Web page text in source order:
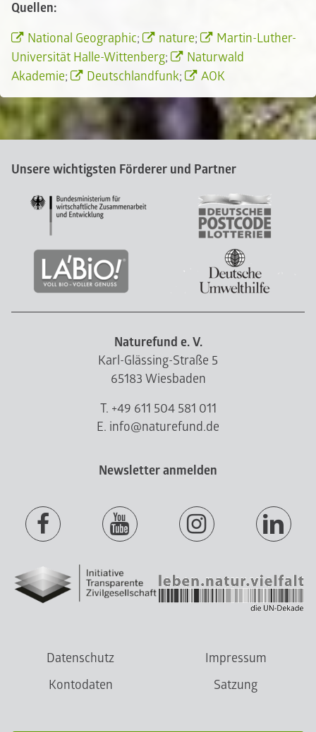
Quellen:
National Geographic; nature;
Martin-Luther-
Universität Halle-Wittenberg;
Naturwald
Akademie; Deutschlandfunk; AOK
Unsere wichtigsten Förderer und Partner
Naturefund e. V.
Karl-Glässing-Straße 5
65183 Wiesbaden
T. +49 611 504 581 011
E. info@naturefund.de
Newsletter anmelden
Datenschutz
Impressum
Kontodaten
Satzung